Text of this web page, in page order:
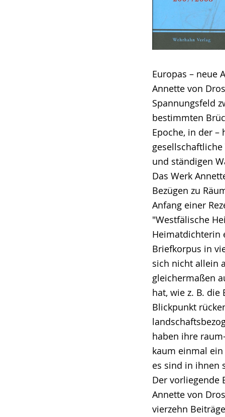
Europas – neue
Annette von
Spannungsfeld
bestimmten
Epoche, in der
und ständigen
Das Werk
Bezügen zu
Anfang einer
"Westfälische
Heimatdichterin
Briefkorpus in
sich nicht allein
gleichermaßen
hat, wie z. B.
Blickpunkt
haben ihre
kaum einmal
es sind in ihnen
Der vorliegende
Annette von
vierzehn